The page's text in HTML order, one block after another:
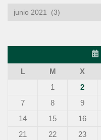
Archivos
L
M X
1
2
7
8 9
14
15 16
21
22 23